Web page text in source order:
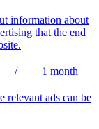
information about
that the end
/ 1 month
relevant ads can be